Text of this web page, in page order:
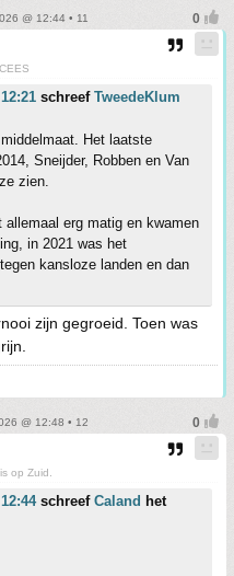
@ 12:44 • 11
schreef TweedeKlum
Het laatste
Sneijder, Robben en Van
zien.
allemaal erg matig en kwamen
in 2021 was het
kansloze landen en dan
zijn gegroeid. Toen was
@ 12:48 • 12
op Zuid.
schreef Caland het